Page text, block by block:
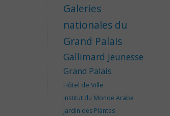
Galeries
nationales du
Grand Palais
Gallimard Jeunesse
Grand Palais
Hôtel de Ville
Institut du Monde Arabe
Jardin des Plantes